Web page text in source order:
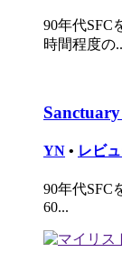
90年代SFC
時間程度の
YN • レビ
90年代SFC
60...